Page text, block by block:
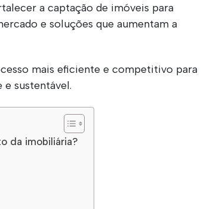
a captação de imóveis para
e soluções que aumentam a
mais eficiente e competitivo para
sustentável.
da imobiliária?